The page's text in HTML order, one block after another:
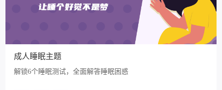
成人睡眠主题
解锁6个睡眠测试，全面解答睡眠困惑